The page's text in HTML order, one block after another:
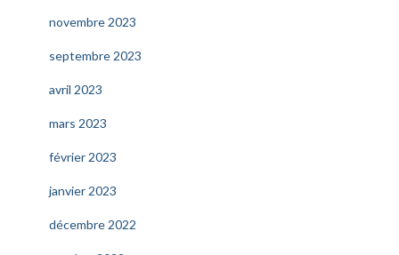
novembre 2023
septembre 2023
avril 2023
mars 2023
février 2023
janvier 2023
décembre 2022